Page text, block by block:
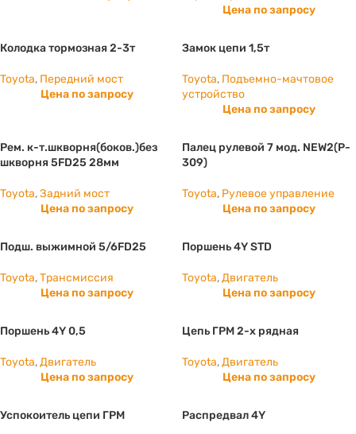
Цена по запросу
Колодка тормозная 2-3т
Toyota, Передний мост
Цена по запросу
Замок цепи 1,5т
Toyota, Подъемно-мачтовое
устройство
Цена по запросу
Рем. к-т.шкворня(боков.)без
шкворня 5FD25 28мм
Toyota,Задний мост
Цена по запросу
Палец рулевой 7 мод. NEW2(P-
309)
Toyota, Рулевое управление
Цена по запросу
Подш. выжимной 5/6FD25
Toyota,Трансмиссия
Цена по запросу
Поршень 4Y STD
Toyota,Двигатель
Цена по запросу
Поршень 4Y 0,5
Toyota,Двигатель
Цена по запросу
Цепь ГРМ 2-х рядная
Toyota,Двигатель
Цена по запросу
Успокоитель цепи ГРМ Распредвал 4Y